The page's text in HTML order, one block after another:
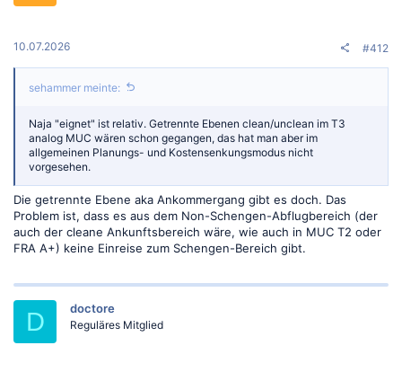
:
10.07.2026 #412
sehammer meinte:
Naja "eignet" ist relativ. Getrennte Ebenen clean/unclean im T3
analog MUC wären schon gegangen, das hat man aber im
allgemeinen Planungs- und Kostensenkungsmodus nicht
vorgesehen.
Die getrennte Ebene aka Ankommergang gibt es doch. Das
Problem ist, dass es aus dem Non-Schengen-Abflugbereich (der
auch der cleane Ankunftsbereich wäre, wie auch in MUC T2 oder
FRA A+) keine Einreise zum Schengen-Bereich gibt.
D doctore
Reguläres Mitglied